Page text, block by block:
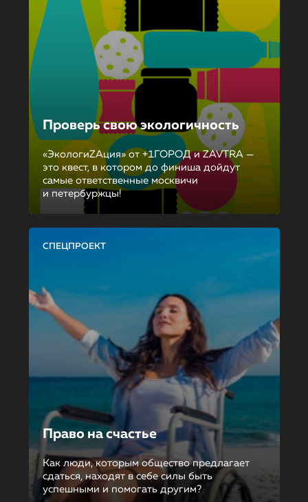
Проверь свою экологичность
«ЭкологиZAция» от +1ГОРОД и ZAVTRA —
это квест, в котором до финиша дойдут
самые ответственные москвичи
и петербуржцы!
СПЕЦПРОЕКТ
Право на счастье
Как люди, которым общество предлагает
сдаться, находят в себе силы быть
успешными и помогать другим?